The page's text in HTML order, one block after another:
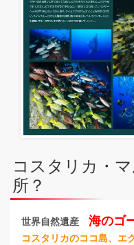
コスタリカ・
所？
世界自然遺産 海のゴ
コスタリカのココ島、エ